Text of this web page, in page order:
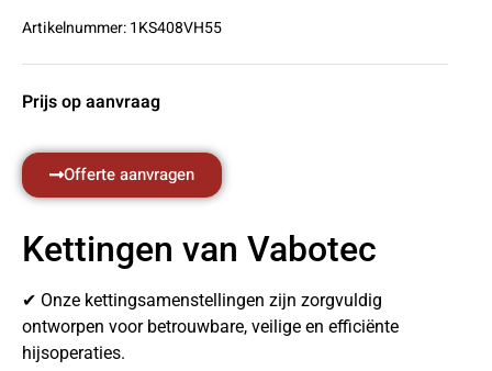
Artikelnummer:1KS408VH55
Prijs op aanvraag
Offerte aanvragen
Kettingen van Vabotec
✔ Onze kettingsamenstellingen zijn zorgvuldig
ontworpen voor betrouwbare, veilige en efficiënte
hijsoperaties.